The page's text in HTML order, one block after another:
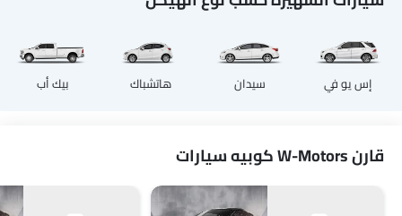
إس يو في سيدان هاتشباك بيك أب
قارن W-Motors كوبيه سيارات